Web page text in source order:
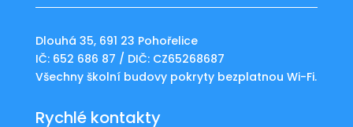
Dlouhá 35, 691 23 Pohořelice
IČ: 652 686 87 / DIČ: CZ65268687
Všechny školní budovy pokryty bezplatnou Wi-Fi.
Rychlé kontakty